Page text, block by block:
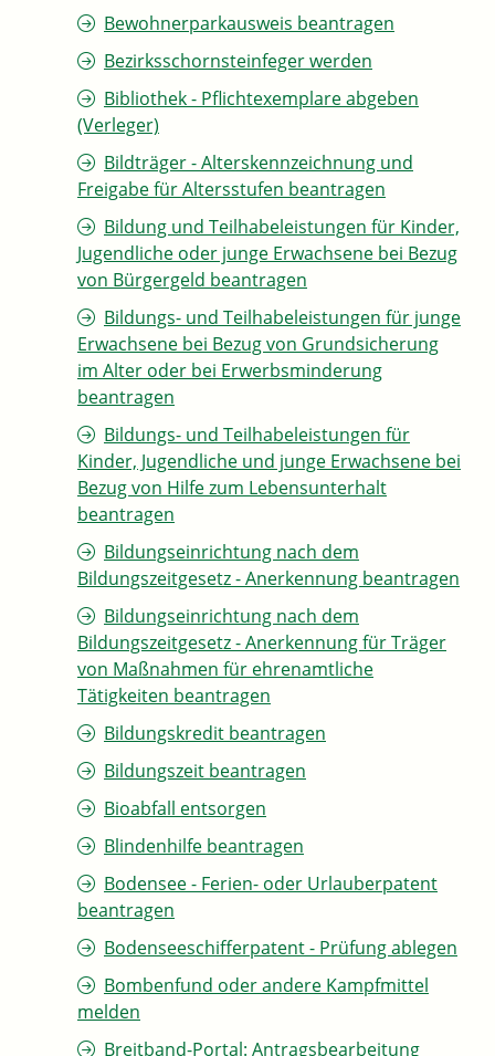
Bewohnerparkausweis beantragen
Bezirksschornsteinfeger werden
Bibliothek - Pflichtexemplare abgeben
(Verleger)
Bildträger - Alterskennzeichnung und
Freigabe für Altersstufen beantragen
Bildung und Teilhabeleistungen für Kinder,
Jugendliche oder junge Erwachsene bei Bezug
von Bürgergeld beantragen
Bildungs- und Teilhabeleistungen für junge
Erwachsene bei Bezug von Grundsicherung
im Alter oder bei Erwerbsminderung
beantragen
Bildungs- und Teilhabeleistungen für
Kinder, Jugendliche und junge Erwachsene bei
Bezug von Hilfe zum Lebensunterhalt
beantragen
Bildungseinrichtung nach dem
Bildungszeitgesetz - Anerkennung beantragen
Bildungseinrichtung nach dem
Bildungszeitgesetz - Anerkennung für Träger
von Maßnahmen für ehrenamtliche
Tätigkeiten beantragen
Bildungskredit beantragen
Bildungszeit beantragen
Bioabfall entsorgen
Blindenhilfe beantragen
Bodensee - Ferien- oder Urlauberpatent
beantragen
Bodenseeschifferpatent - Prüfung ablegen
Bombenfund oder andere Kampfmittel
melden
Breitband-Portal: Antragsbearbeitung